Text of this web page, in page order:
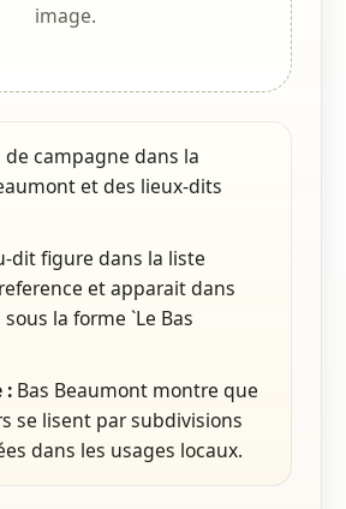
image.
de campagne dans la
et des lieux-dits
dit figure dans la liste
et apparait dans
la forme `Le Bas
: Bas Beaumont montre que
se lisent par subdivisions
dans les usages locaux.